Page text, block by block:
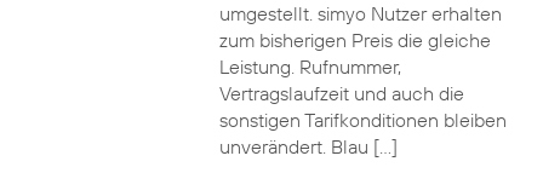
umgestellt. simyo Nutzer erhalten
zum bisherigen Preis die gleiche
Leistung. Rufnummer,
Vertragslaufzeit und auch die
sonstigen Tarifkonditionen bleiben
unverändert. Blau […]